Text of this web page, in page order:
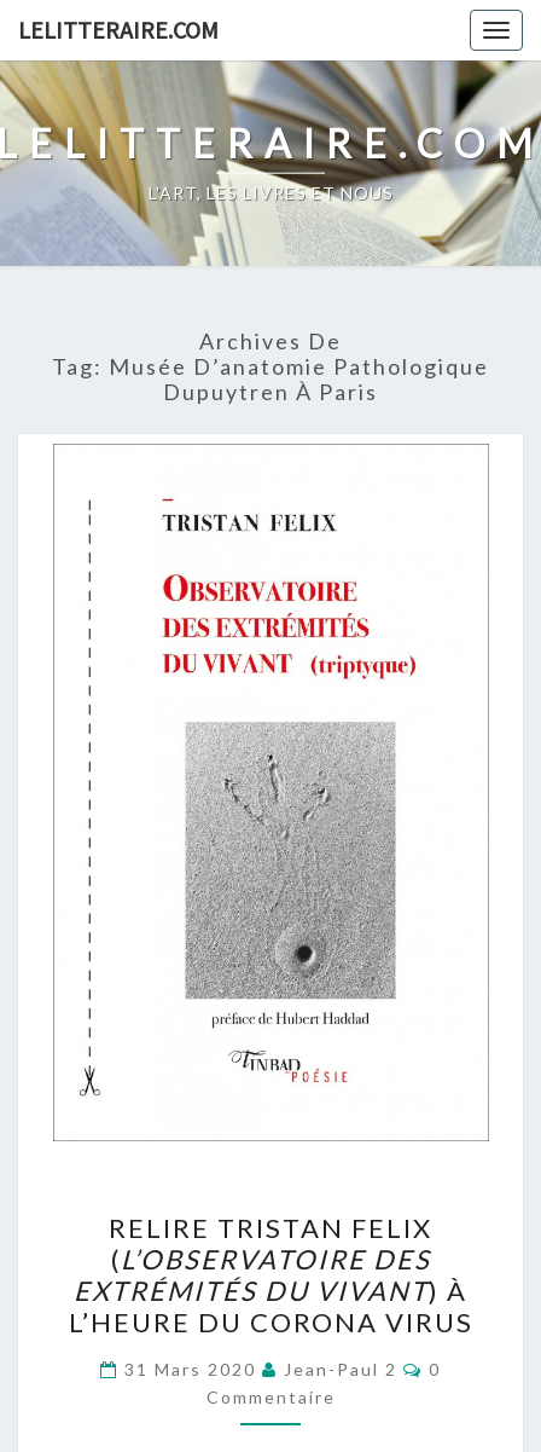
content
LELITTERAIRE.COM
L'ART, LES LIVRES ET NOUS
Archives De
Tag: Musée D’anatomie Pathologique
Dupuytren À Paris
TRISTAN
FELIX
(L’OBSERVATOIRE
DES
EXTRÉMITÉS
DU
VIVANT
RELIRE TRISTAN FELIX
(L’OBSERVATOIRE DES
EXTRÉMITÉS DU VIVANT) À
L’HEURE DU CORONA VIRUS
31 Mars 2020 Jean-Paul 2
0
Commentaire